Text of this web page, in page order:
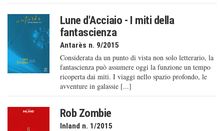
Lune d'Acciaio - I miti della
fantascienza
Antarès n. 9/2015
Considerata da un punto di vista non solo letterario, la
fantascienza può assumere oggi la funzione un tempo
ricoperta dai miti. I viaggi nello spazio profondo, le
avventure in galassie [...]
Rob Zombie
Inland n. 1/2015